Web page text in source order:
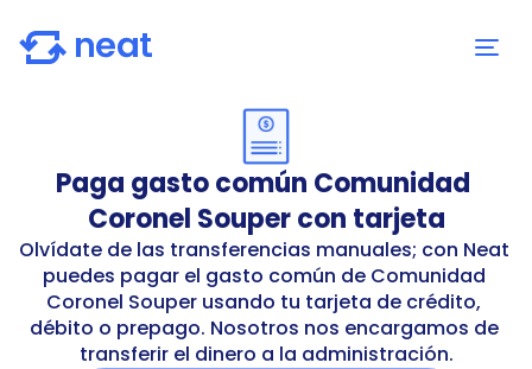
Paga gasto común Comunidad
Coronel Souper con tarjeta
Olvídate de las transferencias manuales; con Neat
puedes pagar el gasto común de Comunidad
Coronel Souper usando tu tarjeta de crédito,
débito o prepago. Nosotros nos encargamos de
transferir el dinero a la administración.